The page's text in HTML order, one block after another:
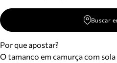
Buscar
Por que apostar?
O tamanco em camurça com